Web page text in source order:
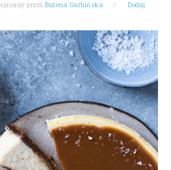
przezBożena Garbińska
Dodaj